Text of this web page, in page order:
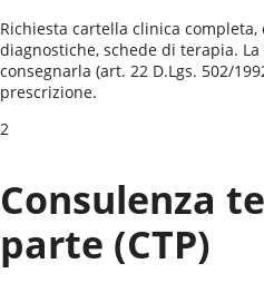
Richiesta cartella clinica
diagnostiche, schede di terapia.
consegnarla (art. 22 D.Lgs. 502/
prescrizione.
2
Consulenza
parte (CTP)